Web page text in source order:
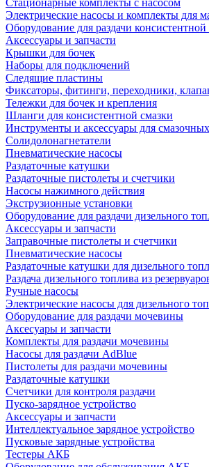
Стационарные комплекты с насосом
Электрические насосы и комплекты для
Оборудование для раздачи консистентной
Аксессуары и запчасти
Крышки для бочек
Наборы для подключений
Следящие пластины
Фиксаторы, фитинги, переходники,
Тележки для бочек и крепления
Шланги для консистентной смазки
Инструменты и аксессуары для
Солидолонагнетатели
Пневматические насосы
Раздаточные катушки
Раздаточные пистолеты и счетчики
Насосы нажимного действия
Экструзионные установки
Оборудование для раздачи дизельного
Аксессуары и запчасти
Заправочные пистолеты и счетчики
Пневматические насосы
Раздаточные катушки для дизельного
Раздача дизельного топлива из
Ручные насосы
Электрические насосы для дизельного
Оборудование для раздачи мочевины
Аксесуары и запчасти
Комплекты для раздачи мочевины
Насосы для раздачи AdBlue
Пистолеты для раздачи мочевины
Раздаточные катушки
Счетчики для контроля раздачи
Пуско-зарядное устройство
Аксессуары и запчасти
Интеллектуальное зарядное устройство
Пусковые зарядные устройства
Тестеры АКБ